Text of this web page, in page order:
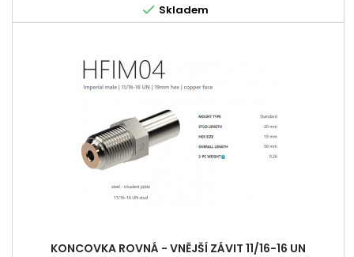
 Skladem
KONCOVKA ROVNÁ - VNĚJŠÍ ZÁVIT 11/16-16 UN